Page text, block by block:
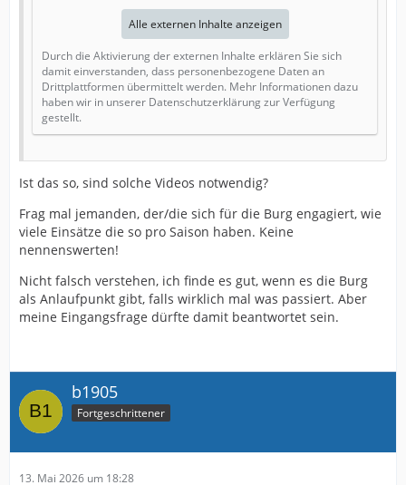
Alle externen Inhalte anzeigen
Durch die Aktivierung der externen Inhalte erklären Sie sich
damit einverstanden, dass personenbezogene Daten an
Drittplattformen übermittelt werden. Mehr Informationen dazu
haben wir in unserer Datenschutzerklärung zur Verfügung
gestellt.
Ist das so, sind solche Videos notwendig?
Frag mal jemanden, der/die sich für die Burg engagiert, wie
viele Einsätze die so pro Saison haben. Keine
nennenswerten!
Nicht falsch verstehen, ich finde es gut, wenn es die Burg
als Anlaufpunkt gibt, falls wirklich mal was passiert. Aber
meine Eingangsfrage dürfte damit beantwortet sein.
b1905
Fortgeschrittener
13. Mai 2026 um 18:28